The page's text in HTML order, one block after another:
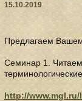
15.10.2019
Предлагаем
Семинар 1. Читаем
http://